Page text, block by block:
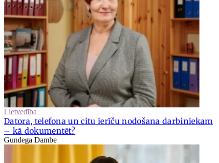
Lietvedība
Datora, telefona un citu ierīču nodošana darbiniekam
– kā dokumentēt?
Gundega Dambe